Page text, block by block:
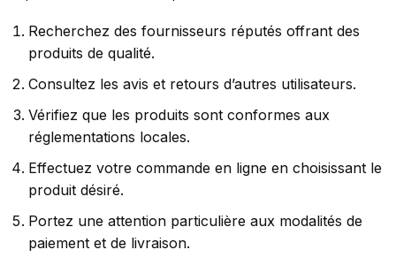
Recherchez des fournisseurs réputés offrant des
produits de qualité.
Consultez les avis et retours d’autres utilisateurs.
Vérifiez que les produits sont conformes aux
réglementations locales.
Effectuez votre commande en ligne en choisissant le
produit désiré.
Portez une attention particulière aux modalités de
paiement et de livraison.